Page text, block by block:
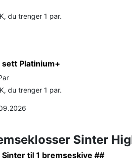
du trenger 1 par.
Platinium+
du trenger 1 par.
Sinter
til 1 bremseskive ##